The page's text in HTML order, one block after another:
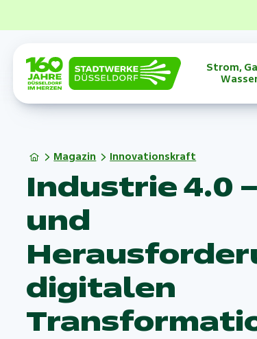
Strom,
Magazin Innovationskraft
Industrie 4.0
und
digitalen